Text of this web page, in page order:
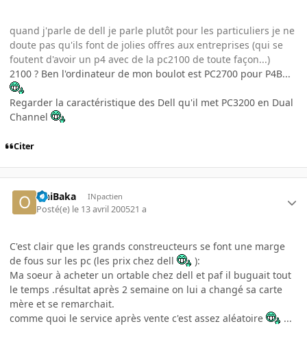
quand j'parle de dell je parle plutôt pour les particuliers je ne
doute pas qu'ils font de jolies offres aux entreprises (qui se
foutent d'avoir un p4 avec de la pc2100 de toute façon...)
2100 ? Ben l'ordinateur de mon boulot est PC2700 pour P4B...
Regarder la caractéristique des Dell qu'il met PC3200 en Dual
Channel
Citer
OniBaka INpactien
Posté(e) le 13 avril 200521 a
C'est clair que les grands constreucteurs se font une marge
de fous sur les pc (les prix chez dell
):
Ma soeur à acheter un ortable chez dell et paf il buguait tout
le temps .résultat après 2 semaine on lui a changé sa carte
mère et se remarchait.
comme quoi le service après vente c'est assez aléatoire
...